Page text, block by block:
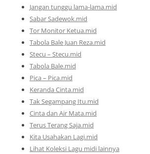
Jangan tunggu lama-lama.mid
Sabar Sadewok.mid
Tor Monitor Ketua.mid
Tabola Bale Juan Reza.mid
Stecu – Stecu.mid
Tabola Bale.mid
Pica – Pica.mid
Keranda Cinta.mid
Tak Segampang Itu.mid
Cinta dan Air Mata.mid
Terus Terang Saja.mid
Kita Usahakan Lagi.mid
Lihat Koleksi Lagu midi lainnya